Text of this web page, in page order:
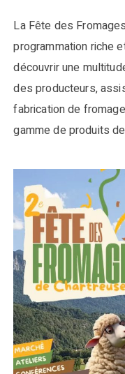
La Fête des
programmation riche
découvrir une
des producteurs,
fabrication de
gamme de produits